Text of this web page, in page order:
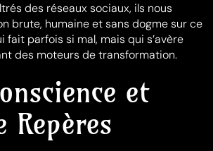
des réseaux sociaux, ils nous
brute, humaine et sans dogme sur ce
fait parfois si mal, mais qui s’avère
des moteurs de transformation.
et
Repères